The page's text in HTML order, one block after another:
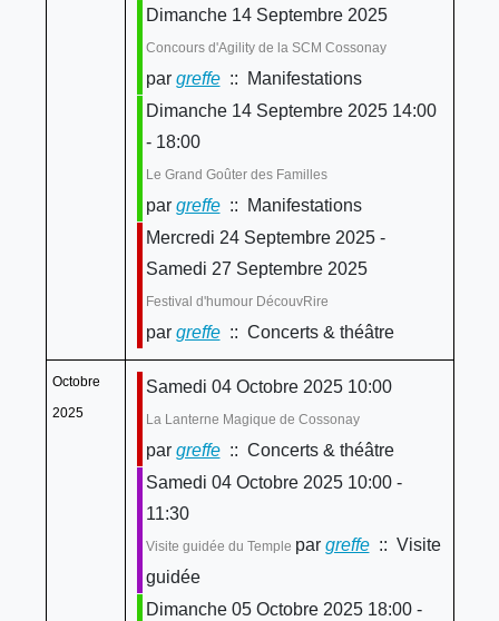
Dimanche 14 Septembre 2025
Concours d'Agility de la SCM Cossonay
par greffe:: Manifestations
Dimanche 14 Septembre 2025 14:00
- 18:00
Le Grand Goûter des Familles
par greffe:: Manifestations
Mercredi 24 Septembre 2025 -
Samedi 27 Septembre 2025
Festival d'humour DécouvRire
par greffe:: Concerts & théâtre
Octobre
2025
Samedi 04 Octobre 2025 10:00
La Lanterne Magique de Cossonay
par greffe:: Concerts & théâtre
Samedi 04 Octobre 2025 10:00 -
11:30
Visite guidée du Temple par greffe:: Visite
guidée
Dimanche 05 Octobre 2025 18:00 -